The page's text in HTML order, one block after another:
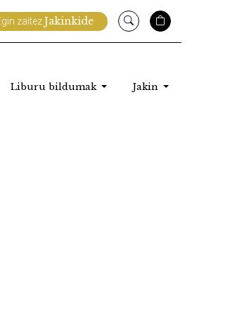
zaitezJakinkide
Liburu bildumak Jakin